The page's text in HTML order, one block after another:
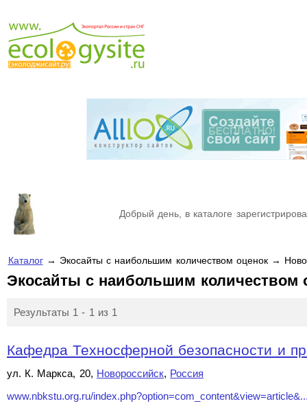
Добрый день, в каталоге
Каталог→ Экосайты с наибольшим количеством оценок →
Экосайты с наибольшим количеством
Результаты 1 - 1 из 1
Кафедра Техносферной безопасности и
ул. К. Маркса, 20, Новороссийск, Россия
www.nbkstu.org.ru/